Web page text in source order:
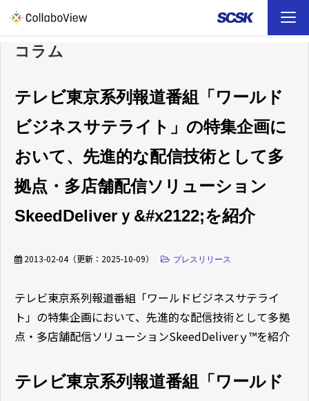
TOP
ソリューション
事例
イベント
ファイル転送 （FAQ）
コラム
テレビ東京系列報道番組「ワールド
ビジネスサテライト」の特集企画に
おいて、先進的な配信技術として多
拠点・多店舗配信ソリューション
SkeedDeliverｙ&#x2122;を紹介
2013-02-04（更新： 2025-10-09） プレスリリース
テレビ東京系列報道番組「ワールドビジネスサテライ
ト」の特集企画において、先進的な配信技術として多拠
点・多店舗配信ソリューションSkeedDeliverｙ™を紹介
テレビ東京系列報道番組「ワールド